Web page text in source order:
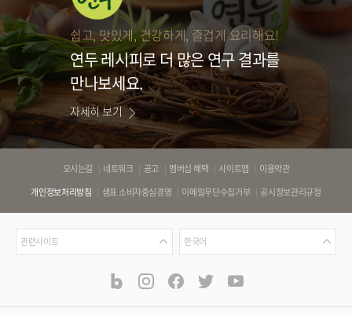
쉽고, 맛있게, 건강하게, 즐겁게 요리해요!
연두 레시피로더 많은 연구 결과를
만나보세요.
자세히 보기
오시는길 네트워크 공고 멤버십 혜택 사이트맵
이용약관
개인정보처리방침
샘표 소비자중심경영 이메일무단수집거부 공시정보관리규정
관
련
관련사이트
언
어
한국어
blog instagramfacebook
twitter